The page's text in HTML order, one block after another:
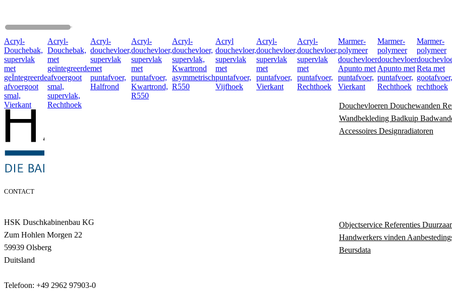
Acryl-
Douchebak,
supervlak
met
geÏntegreerde
afvoergoot
smal,
Vierkant
Acryl-
Douchebak,
met
geïntegreerde
afvoergoot
smal,
supervlak,
Rechthoek
Acryl-
douchevloer,
supervlak
met
puntafvoer,
Halfrond
Acryl-
douchevloer,
supervlak
met
puntafvoer,
Kwartrond,
R550
Acryl-
douchevloer,
supervlak,
Kwartrond
asymmetrisch
R550
Acryl
douchevloer,
supervlak
met
puntafvoer,
Vijfhoek
Acryl-
douchevloer,
supervlak
met
puntafvoer,
Vierkant
Acryl-
douchevloer,
supervlak
met
puntafvoer,
Rechthoek
Marmer-
polymeer
douchevloer
Apunto met
puntafvoer,
Vierkant
Marmer-
polymeer
douchevloer
Apunto met
puntafvoer,
Rechthoek
Marmer-
polymeer
Reta met
gootafvoer,
rechthoek
CONTACT
HSK Duschkabinenbau KG
Zum Hohlen Morgen 22
59939 Olsberg
Duitsland
Telefoon: +49 2962 97903-0
Douchevloeren Douchewanden
Wandbekleding Badkuip
Accessoires Designradiatoren
Objectservice Referenties
Handwerkers vinden
Beursdata